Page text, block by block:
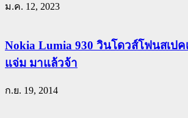
ม.ค. 12, 2023
Nokia Lumia 930 วินโดวส์โฟนสเป
แจ่ม มาแล้วจ้า
ก.ย. 19, 2014